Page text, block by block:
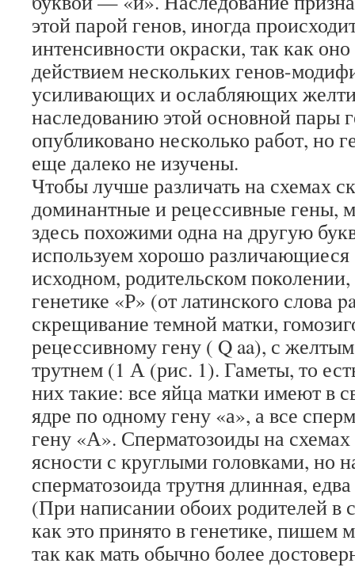
этой парой генов, иногда
интенсивности окраски, так как
действием нескольких генов-
усиливающих и ослабляющих
наследованию этой основной пары
опубликовано несколько работ, но
еще далеко не изучены.
Чтобы лучше различать на схемах
доминантные и рецессивные гены,
здесь похожими одна на другую
используем хорошо
исходном, родительском
генетике «Р» (от латинского слова
скрещивание темной матки,
рецессивному гену ( Q aa), с
трутнем (1 А (рис. 1). Гаметы, то
них такие: все яйца матки имеют в
ядре по одному гену «а», а все
гену «А». Сперматозоиды на
ясности с круглыми головками, но
сперматозоида трутня длинная,
(При написании обоих родителей в
как это принято в генетике, пишем
так как мать обычно более